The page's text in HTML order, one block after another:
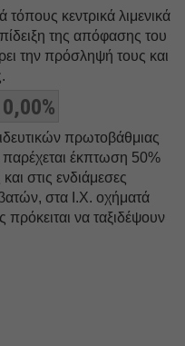
κεντρικά λιμενικά
της απόφασης του
την πρόσληψή τους και
πρωτοβάθμιας
παρέχεται έκπτωση 50%
στις ενδιάμεσες
στα Ι.Χ. οχήματά
πρόκειται να ταξιδέψουν